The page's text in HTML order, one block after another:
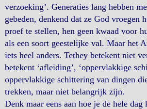
verzoeking’. Generaties lang hebben
gebeden, denkend dat ze God vroegen
proef te stellen, hen geen kwaad voor
als een soort geestelijke val. Maar het
iets heel anders. Tethey betekent niet
betekent ‘afleiding’, ‘oppervlakkige
oppervlakkige schittering van dingen
trekken, maar niet belangrijk zijn.
Denk maar eens aan hoe je de hele